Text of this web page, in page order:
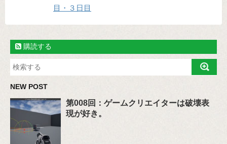
目・３日目
購読する
NEW POST
第008回：ゲームクリエイターは破壊表
現が好き。